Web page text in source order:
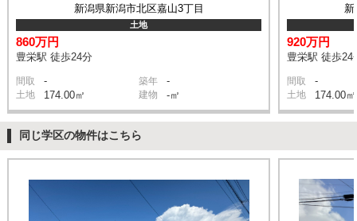
新潟県新潟市北区嘉山3丁目
土地
860万円
豊栄駅 徒歩24分
間取 - 築年 -
土地 174.00㎡ 建物 -㎡
920万円
豊栄駅 徒歩24
間取 -
土地 174.00㎡
同じ学区の物件はこちら